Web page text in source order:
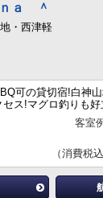
ａ ＾
・西津軽
可の貸切宿!白神
ス!マグロ釣りも
客室
（消費税